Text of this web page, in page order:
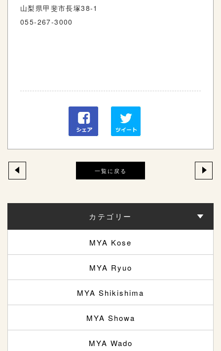
山梨県甲斐市長塚38-1
055-267-3000
一覧に戻る
カテゴリー
MYA Kose
MYA Ryuo
MYA Shikishima
MYA Showa
MYA Wado